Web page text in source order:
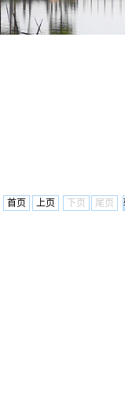
首页 上页 下页 尾页